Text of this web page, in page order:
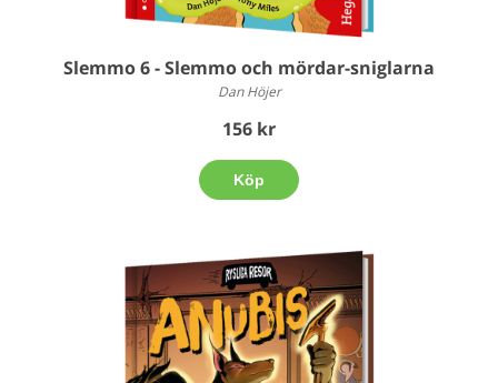
Slemmo 6 - Slemmo och mördar-sniglarna
Dan Höjer
156 kr
Köp